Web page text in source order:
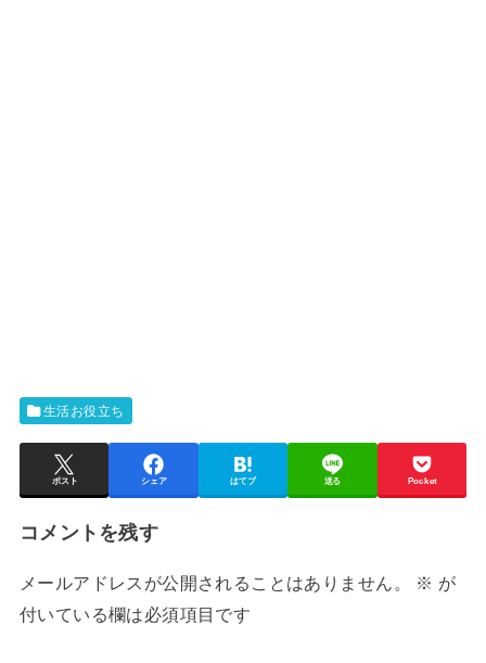
生活お役立ち
ポスト シェア はてブ 送る Pocket
コメントを残す
メールアドレスが公開されることはありません。 ※ が
付いている欄は必須項目です